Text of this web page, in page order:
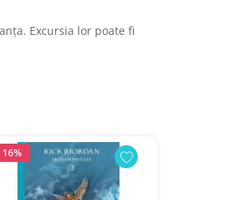
Excursia lor poate fi
16%